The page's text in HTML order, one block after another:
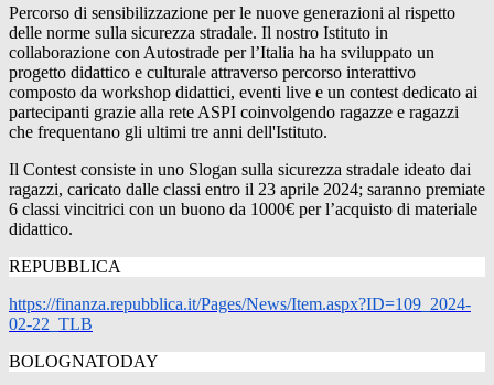
Percorso di sensibilizzazione per le nuove generazioni al rispetto
delle norme sulla sicurezza stradale. Il nostro Istituto in
collaborazione con Autostrade per l’Italia ha ha sviluppato un
progetto didattico e culturale attraverso percorso interattivo
composto da workshop didattici, eventi live e un contest dedicato ai
partecipanti grazie alla rete ASPI coinvolgendo ragazze e ragazzi
che frequentano gli ultimi tre anni dell'Istituto.
Il Contest consiste in uno Slogan sulla sicurezza stradale ideato dai
ragazzi, caricato dalle classi entro il 23 aprile 2024; saranno premiate
6 classi vincitrici con un buono da 1000€ per l’acquisto di materiale
didattico.
REPUBBLICA
https://finanza.repubblica.it/Pages/News/Item.aspx?ID=109_2024-
02-22_TLB
BOLOGNATODAY